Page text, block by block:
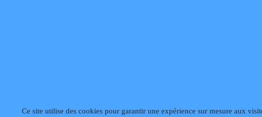
02 99 868 868 Fax 02 99 868 869 Contact mail Site hébergé par Infomaniak
Ce site utilise des cookies pour garantir une expérience sur mesure aux